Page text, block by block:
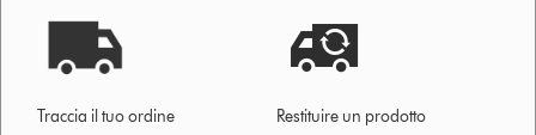
Traccia il tuo ordine Restituire un prodotto